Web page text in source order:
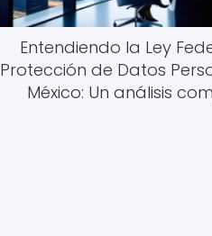
Entendiendo la Ley
Protección de Datos
México: Un análisis